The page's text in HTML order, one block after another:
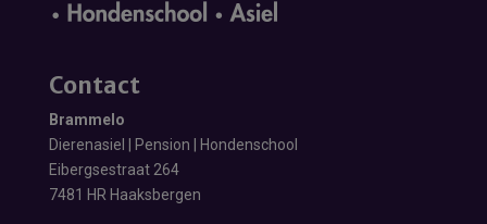
Contact
Brammelo
Dierenasiel | Pension | Hondenschool
Eibergsestraat 264
7481 HR Haaksbergen